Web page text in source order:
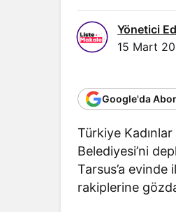
Yönetici
15 Mart
Google'da
Türkiye
Belediyesi’ni
Tarsus’a
rakiplerine